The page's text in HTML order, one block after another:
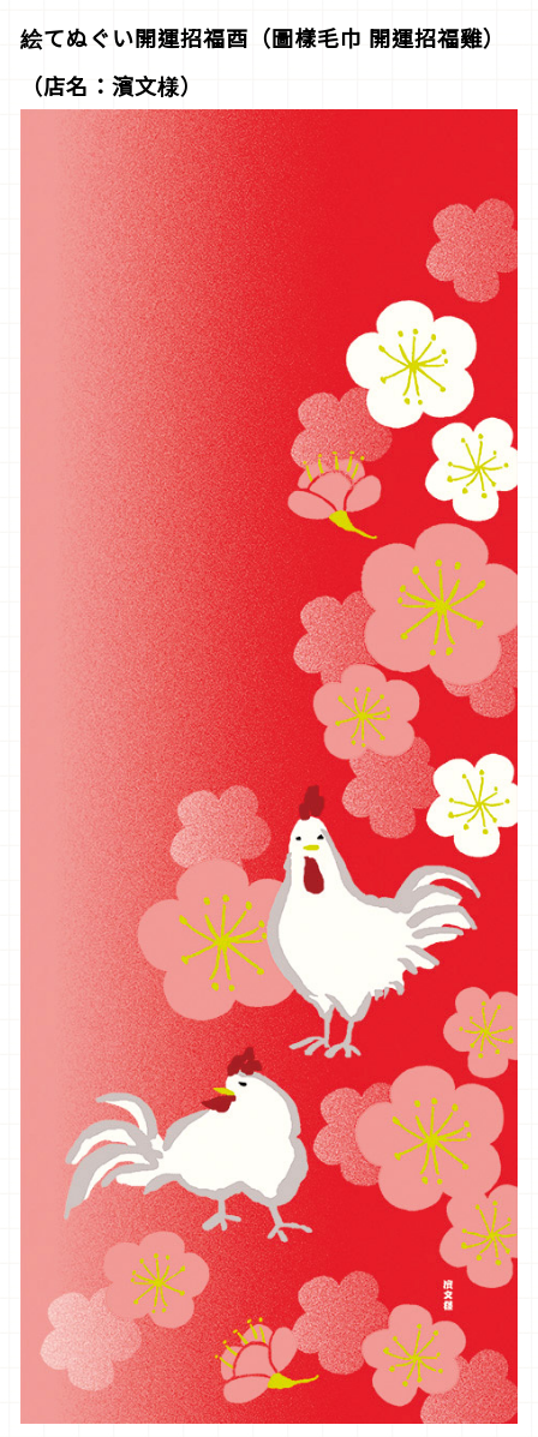
絵てぬぐい開運招福酉（圖樣毛巾 開運招福雞）
（店名：濱文様）